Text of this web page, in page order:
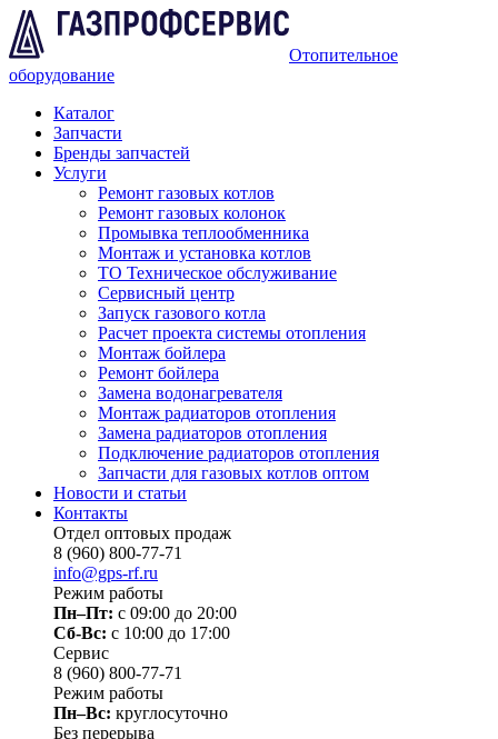
Отопительное
оборудование
Каталог
Запчасти
Бренды запчастей
Услуги
Ремонт газовых котлов
Ремонт газовых колонок
Промывка теплообменника
Монтаж и установка котлов
ТО Техническое обслуживание
Сервисный центр
Запуск газового котла
Расчет проекта системы отопления
Монтаж бойлера
Ремонт бойлера
Замена водонагревателя
Монтаж радиаторов отопления
Замена радиаторов отопления
Подключение радиаторов отопления
Запчасти для газовых котлов оптом
Новости и статьи
Контакты
Отдел оптовых продаж
8 (960) 800-77-71
info@gps-rf.ru
Режим работы
Пн–Пт: с 09:00 до 20:00
Сб-Вс: c 10:00 до 17:00
Сервис
8 (960) 800-77-71
Режим работы
Пн–Вс: круглосуточно
Без перерыва